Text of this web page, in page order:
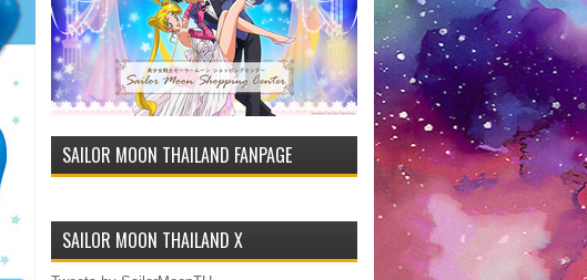
SAILOR MOON THAILAND FANPAGE
SAILOR MOON THAILAND X